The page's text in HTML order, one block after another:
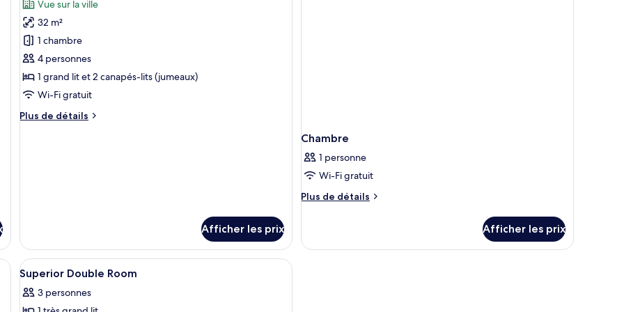
les
photos
pour
ce
type
de
chambre :
Chambre
Vue sur la ville
32 m²
1 chambre
4 personnes
1 grand lit et 2 canapés-lits (jumeaux)
Wi-Fi gratuit
Plus de détails
Plus
Afficher les prix
Chambre
1 personne
Wi-Fi gratuit
Plus de détails
Plus
Chambre
Afficher les prix
Afficher
toutes
les
Couette en duvet, minibar, coffre-fort, bureau
5
Superior Double Room
3 personnes